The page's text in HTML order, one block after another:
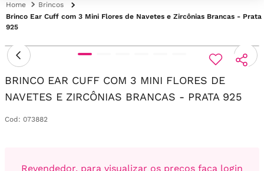
Brincos
Brinco Ear Cuff com 3 Mini Flores de Navetes e Zircônias Brancas - Prata
925
BRINCO EAR CUFF COM 3 MINI FLORES DE
NAVETES E ZIRCÔNIAS BRANCAS - PRATA 925
Cod : 073882
Revendedor, para visualizar os preços faça login